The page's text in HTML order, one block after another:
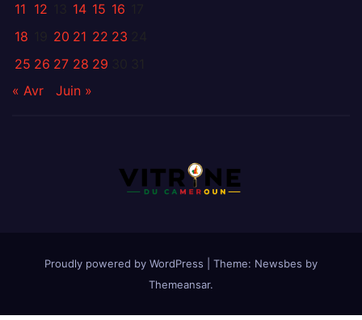
11 12 14 15 16
18
20 21 22 23
25 26 27 28 29
« Avr
Juin »
Proudly powered by WordPress Theme: Newsbes by
Themeansar.